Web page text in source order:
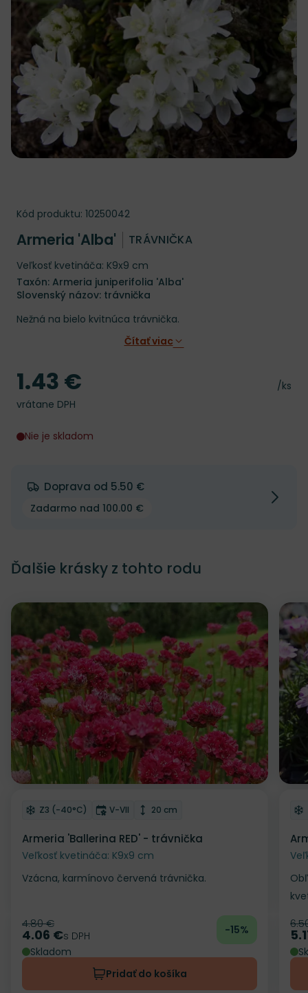
Kód produktu: 10250042
Armeria 'Alba' TRÁVNIČKA
Veľkosť kvetináča: K9x9 cm
Taxón: Armeria juniperifolia 'Alba'
Slovenský názov: trávnička
Nežná na bielo kvitnúca trávnička.
Čítať viac
Cena
/ks
Cena
1.43 €
vrátane DPH
Nie je skladom
Doprava od 5.50 €
Zadarmo nad 100.00 €
Ďalšie krásky z tohto rodu
Odober do zoznamu želaní
Mrazuvzdornosť
Z3 (-40°C) Doba kvitnutia
V-VII Výška rastliny
20 cm
Armeria 'Ballerina RED' - trávnička
Veľkosť kvetináča: K9x9 cm
Vzácna, karmínovo červená trávnička.
Pôvodná cena
4.80 €
Cena
4.06 €s DPH
-15%
Skladom
Pridať do košíka